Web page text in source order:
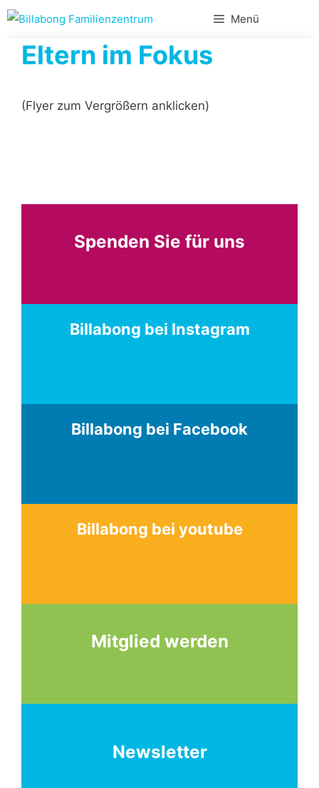
Zum
springen
Menü
Eltern im Fokus
(Flyer zum Vergrößern anklicken)
Spenden Sie für uns
Billabong bei Instagram
Billabong bei Facebook
Billabong bei youtube
Mitglied werden
Newsletter